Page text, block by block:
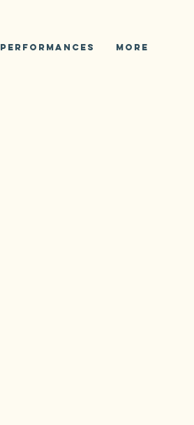
PERFORMANCES More